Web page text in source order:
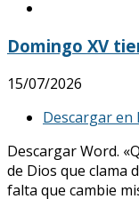
Domingo XV
15/07/2026
Descargar en
Descargar Word.
de Dios que clama
falta que cambie